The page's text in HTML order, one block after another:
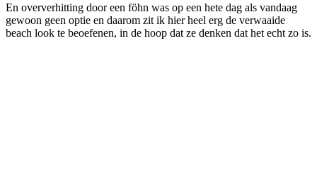
En oververhitting door een föhn was op een hete dag als vandaag
gewoon geen optie en daarom zit ik hier heel erg de verwaaide
beach look te beoefenen, in de hoop dat ze denken dat het echt zo is.